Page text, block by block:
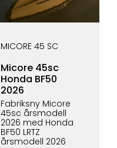
MICORE 45 SC
Micore 45sc
Honda BF50
2026
Fabriksny Micore
45sc årsmodell
2026 med Honda
BF50 LRTZ
årsmodell 2026